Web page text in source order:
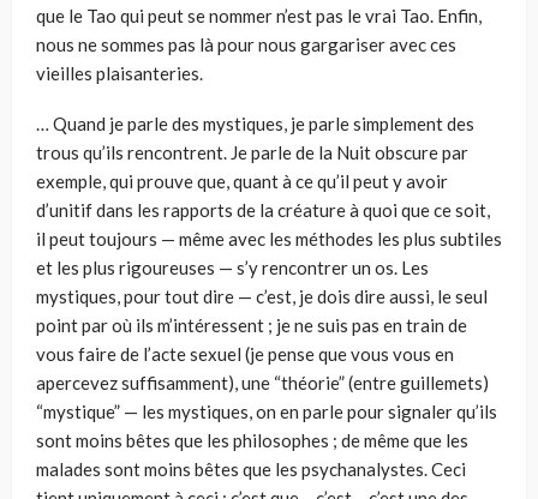
que le Tao qui peut se nommer n’est pas le vrai Tao. Enfin,
nous ne sommes pas là pour nous gargariser avec ces
vieilles plaisanteries.
… Quand je parle des mystiques, je parle simplement des
trous qu’ils rencontrent. Je parle de la Nuit obscure par
exemple, qui prouve que, quant à ce qu’il peut y avoir
d’unitif dans les rapports de la créature à quoi que ce soit,
il peut toujours — même avec les méthodes les plus subtiles
et les plus rigoureuses — s’y rencontrer un os. Les
mystiques, pour tout dire — c’est, je dois dire aussi, le seul
point par où ils m’intéressent ; je ne suis pas en train de
vous faire de l’acte sexuel (je pense que vous vous en
apercevez suffisamment), une “théorie” (entre guillemets)
“mystique” — les mystiques, on en parle pour signaler qu’ils
sont moins bêtes que les philosophes ; de même que les
malades sont moins bêtes que les psychanalystes. Ceci